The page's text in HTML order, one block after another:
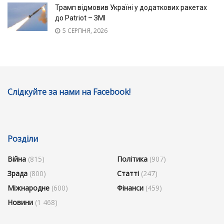
Трамп відмовив Україні у додаткових ракетах
до Patriot – ЗМІ
5 СЕРПНЯ, 2026
Слідкуйте за нами на Facebook!
Розділи
Війна (815)
Зрада (800)
Міжнародне (600)
Новини (1 468)
Політика (907)
Статті (247)
Фінанси (459)